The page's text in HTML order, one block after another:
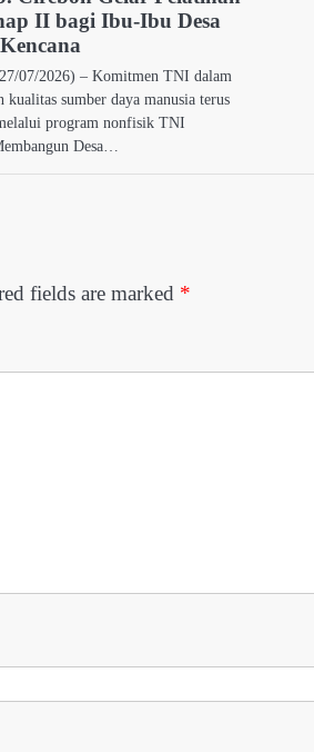
II bagi Ibu-Ibu Desa
07/2026) – Komitmen TNI dalam
kualitas sumber daya manusia terus
program nonfisik TNI
Desa…
fields are marked *